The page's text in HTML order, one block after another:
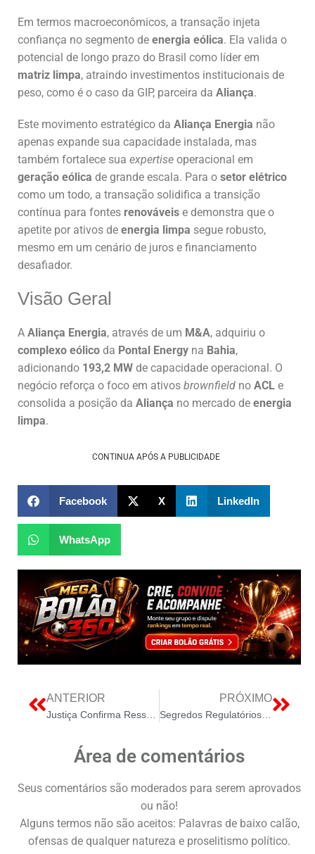
Em termos macroeconômicos, a transação injeta
confiança no segmento de energia eólica. Ela valida o
potencial de longo prazo do Brasil como líder em
matriz limpa, atraindo investimentos institucionais de
peso, como é o caso da GIP, parceira da Aliança.
Este movimento estratégico da Aliança Energia não
apenas expande sua capacidade instalada, mas
também fortalece sua expertise operacional em
geração eólica de grande escala. Para o setor elétrico
como um todo, a transação solidifica a transição
contínua para fontes renováveis e demonstra que o
apetite por ativos de energia limpa segue robusto,
mesmo em um cenário de juros e financiamento
desafiador.
Visão Geral
A Aliança Energia, através de um M&A, adquiriu o
complexo eólico da Pontal Energy na Bahia,
adicionando 193,2 MW de capacidade operacional. O
negócio reforça o foco em ativos brownfield no ACL e
consolida a posição da Aliança no mercado de energia
limpa.
CONTINUA APÓS A PUBLICIDADE
Facebook X LinkedIn
WhatsApp
ANTERIOR PRÓXIMO
Área de comentários
Seus comentários são moderados para serem aprovados
ou não!
Alguns termos não são aceitos: Palavras de baixo calão,
ofensas de qualquer natureza e proselitismo político.